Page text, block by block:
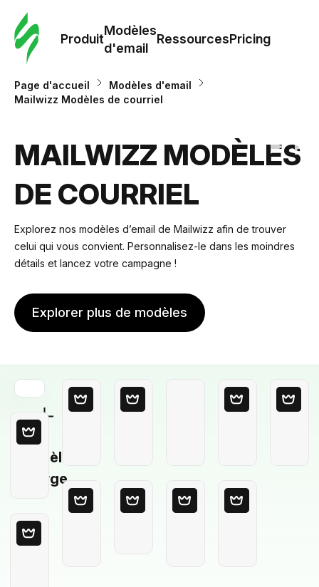
Produit
Modèles
d'email
RessourcesPricing
Page d'accueil
Modèles d'email
Mailwizz Modèles de courriel
MAILWIZZ MODÈLES
DE COURRIEL
Explorez nos modèles d’email de Mailwizz afin de trouver
celui qui vous convient. Personnalisez-le dans les moindres
détails et lancez votre campagne !
Explorer plus de modèles
Modèle
Vierge